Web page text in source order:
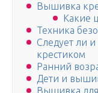
Вышивка
Какие
Техника
Следует ли
крестиком
Ранний
Дети и
Вышивка